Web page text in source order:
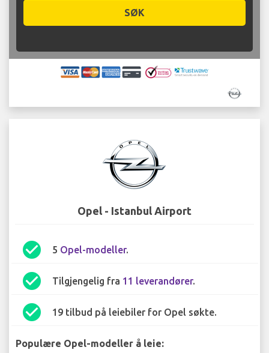
SØK
Opel - Istanbul Airport
check_circle 5 Opel-modeller.
check_circle Tilgjengelig fra 11 leverandører.
check_circle 19 tilbud på leiebiler for Opel søkte.
Populære Opel-modeller å leie: